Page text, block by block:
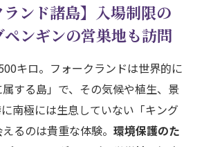
ランド諸島】入場制限の
ペンギンの営巣地も訪問
キロ。フォークランドは世界的に
する島」で、その気候や植生、景
南極には生息していない「キング
るのは貴重な体験。 環境保護のた